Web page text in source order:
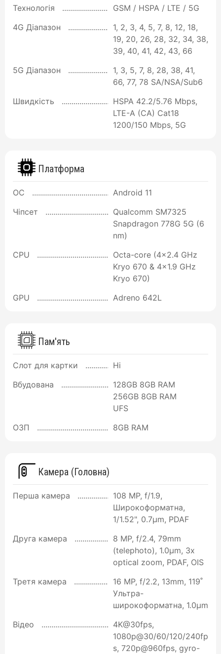
Технологія
GSM / HSPA / LTE / 5G
4G Діапазон
1, 2, 3, 4, 5, 7, 8, 12, 18,
19, 20, 26, 28, 32, 34, 38,
39, 40, 41, 42, 43, 66
5G Діапазон
1, 3, 5, 7, 8, 28, 38, 41,
66, 77, 78 SA/NSA/Sub6
Швидкість
HSPA 42.2/5.76 Mbps,
LTE-A (CA) Cat18
1200/150 Mbps, 5G
Платформа
ОС
Android 11
Чіпсет
Qualcomm SM7325
Snapdragon 778G 5G (6
nm)
CPU
Octa-core (4x2.4 GHz
Kryo 670 & 4x1.9 GHz
Kryo 670)
GPU
Adreno 642L
Пам'ять
Слот для картки
Ні
Вбудована
128GB 8GB RAM
256GB 8GB RAM
UFS
ОЗП
8GB RAM
Камера (Головна)
Перша камера
108 MP, f/1.9,
Широкоформатна,
1/1.52", 0.7µm, PDAF
Друга камера
8 MP, f/2.4, 79mm
(telephoto), 1.0µm, 3x
optical zoom, PDAF, OIS
Третя камера
16 MP, f/2.2, 13mm, 119˚
Ультра-
широкоформатна, 1.0µm
Відео
4K@30fps,
1080p@30/60/120/240fp
s, 720p@960fps, gyro-